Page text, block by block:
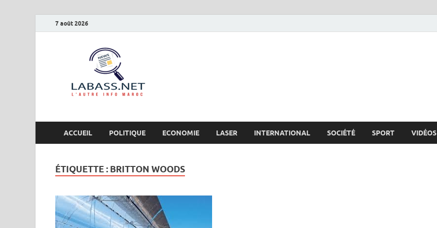
7 août 2026
ACCUEIL POLITIQUE ECONOMIE LASER INTERNATIONAL SOCIÉTÉ SPORT VIDÉOS
ÉTIQUETTE : BRITTON WOODS